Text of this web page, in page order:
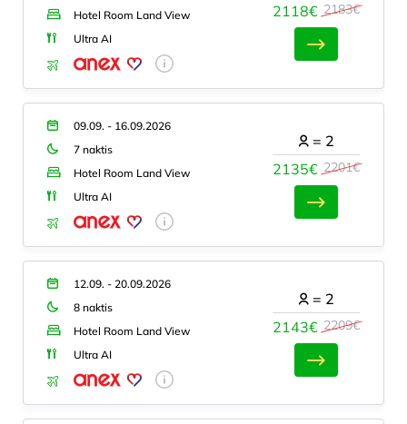
Hotel Room Land View
Ultra AI
2118€ 2183€
09.09. - 16.09.2026
7 naktis
Hotel Room Land View
Ultra AI
2135€ 2201€
= 2
12.09. - 20.09.2026
8 naktis
Hotel Room Land View
Ultra AI
2143€ 2209€
= 2